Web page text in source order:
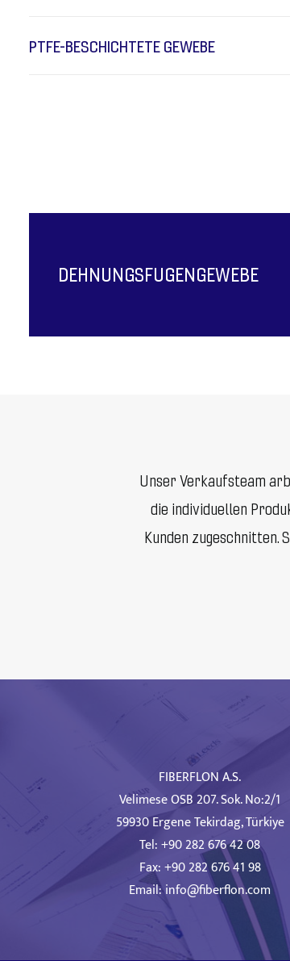
PTFE-BESCHICHTETE GEWEBE
DEHNUNGSFUGENGEWEBE
Unser Verkaufsteam
die individuellen
Kunden zugeschnitten.
FIBERFLON A.S.
Velimese OSB 207. Sok. No:2/1
59930 Ergene Tekirdag, Türkiye
Tel: +90 282 676 42 08
Fax: +90 282 676 41 98
Email:info@fiberflon.com